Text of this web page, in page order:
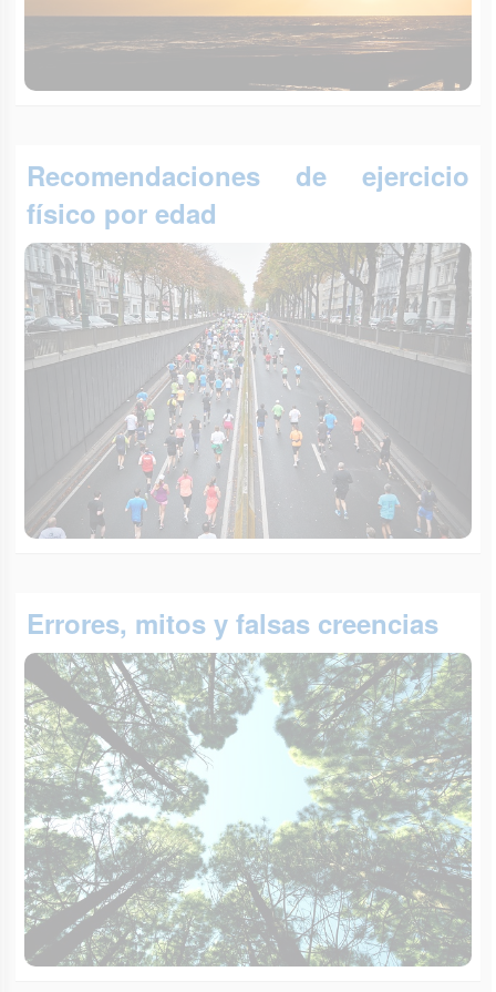
Recomendaciones de ejercicio
físico por edad
Errores, mitos y falsas creencias